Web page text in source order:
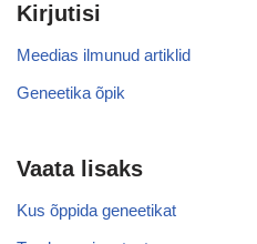
Kirjutisi
Meedias ilmunud artiklid
Geneetika õpik
Vaata lisaks
Kus õppida geneetikat